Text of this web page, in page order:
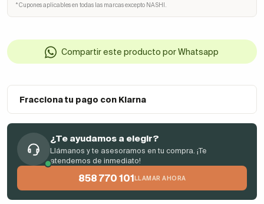
* Cupones aplicables en todas las marcas excepto NASHI.
Compartir este producto por Whatsapp
Fracciona tu pago con Klarna
¿Te ayudamos a elegir?
Llámanos y te asesoramos en tu compra. ¡Te
atendemos de inmediato!
858 770 101 LLAMAR AHORA